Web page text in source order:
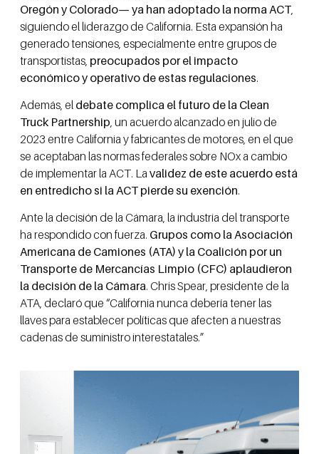
Oregón y Colorado— ya han adoptado la norma ACT
siguiendo el liderazgo de California. Esta expansión ha
generado tensiones, especialmente entre grupos de
transportistas, preocupados por el impacto
económico y operativo de estas regulaciones.
Además, el debate complica el futuro de la Clean
Truck Partnership, un acuerdo alcanzado en julio de
2023 entre California y fabricantes de motores, en el que
se aceptaban las normas federales sobre NOx a cambio
de implementar la ACT. La validez de este acuerdo está
en entredicho si la ACT pierde su exención.
Ante la decisión de la Cámara, la industria del transporte
ha respondido con fuerza. Grupos como la Asociación
Americana de Camiones (ATA) y la Coalición por un
Transporte de Mercancías Limpio (CFC) aplaudieron
la decisión de la Cámara. Chris Spear, presidente de la
ATA, declaró que “California nunca debería tener las
llaves para establecer políticas que afecten a nuestras
cadenas de suministro interestatales.”